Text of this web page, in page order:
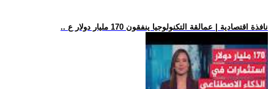
.. نافذة اقتصادية | عمالقة التكنولوجيا ينفقون 170 مليار دولار ع